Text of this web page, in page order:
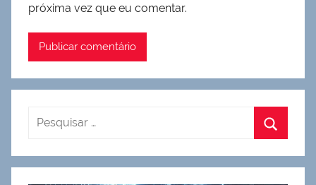
próxima vez que eu comentar.